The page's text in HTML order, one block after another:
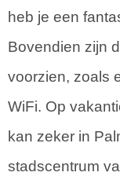
heb je een
Bovendien zijn
voorzien, zoals
WiFi. Op
kan zeker in
stadscentrum